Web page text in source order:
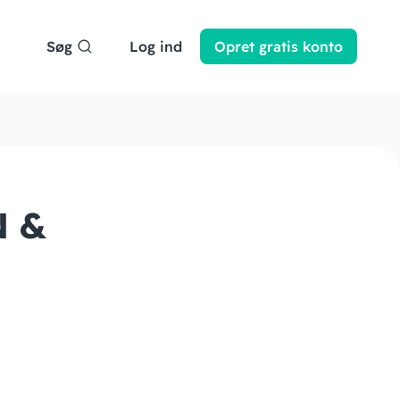
Søg Log ind Opret gratis konto
&